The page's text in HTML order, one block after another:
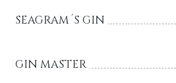
SEAGRAM´S GIN
GIN MASTER